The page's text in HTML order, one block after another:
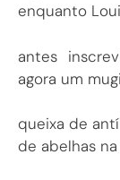
enquanto
antes
agora um
queixa de
de abelhas